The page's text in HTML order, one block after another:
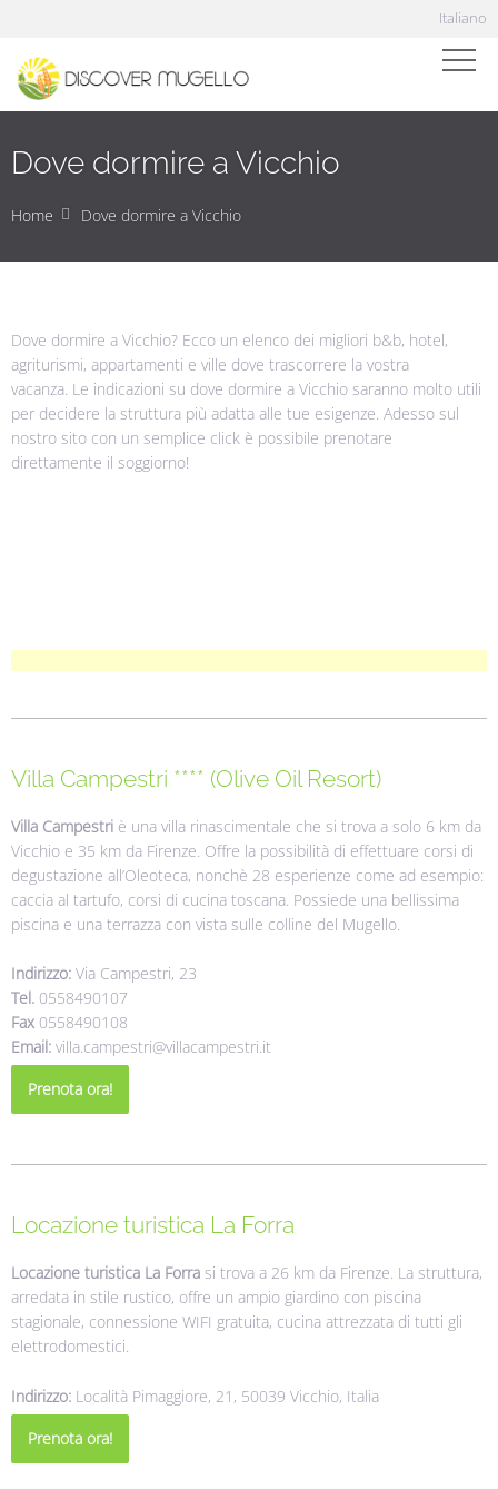
Italiano
Dove dormire a Vicchio
Home Dove dormire a Vicchio
Dove dormire a Vicchio? Ecco un elenco dei migliori b&b, hotel,
agriturismi, appartamenti e ville dove trascorrere la vostra
vacanza. Le indicazioni su dove dormire a Vicchio saranno molto utili
per decidere la struttura più adatta alle tue esigenze. Adesso sul
nostro sito con un semplice click è possibile prenotare
direttamente il soggiorno!
Villa Campestri **** (Olive Oil Resort)
Villa Campestri è una villa rinascimentale che si trova a solo 6 km da
Vicchio e 35 km da Firenze. Offre la possibilità di effettuare corsi di
degustazione all’Oleoteca, nonchè 28 esperienze come ad esempio:
caccia al tartufo, corsi di cucina toscana. Possiede una bellissima
piscina e una terrazza con vista sulle colline del Mugello.
Indirizzo: Via Campestri, 23
Tel. 0558490107
Fax 0558490108
Email: villa.campestri@villacampestri.it
Prenota ora!
Locazione turistica La Forra
Locazione turistica La Forra si trova a 26 km da Firenze. La struttura,
arredata in stile rustico, offre un ampio giardino con piscina
stagionale, connessione WIFI gratuita, cucina attrezzata di tutti gli
elettrodomestici.
Indirizzo: Località Pimaggiore, 21, 50039 Vicchio, Italia
Prenota ora!